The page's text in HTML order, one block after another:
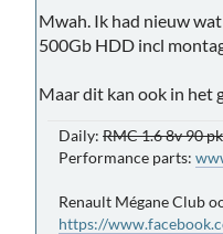
Mwah. Ik had nieuw
500Gb HDD incl
Maar dit kan ook in het
Daily: RMC 1.6 8v 90 pk
Performance parts:
Renault Mégane Club
https://